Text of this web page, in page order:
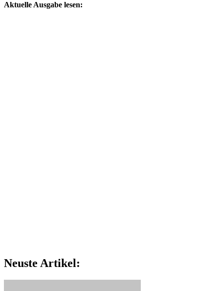
Aktuelle Ausgabe lesen:
Neuste Artikel: